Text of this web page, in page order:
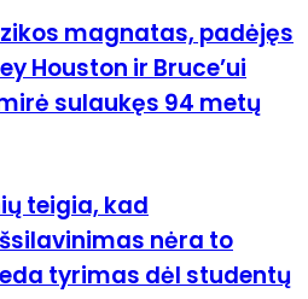
magnatas, padėjęs
Houston ir Bruce’ui
sulaukęs 94 metų
teigia, kad
nėra to
tyrimas dėl studentų